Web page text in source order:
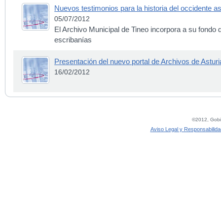
Nuevos testimonios para la historia del occidente
05/07/2012
El Archivo Municipal de Tineo incorpora a su fondo
escribanías
Presentación del nuevo portal de Archivos de
16/02/2012
©2012,
Aviso Legal y